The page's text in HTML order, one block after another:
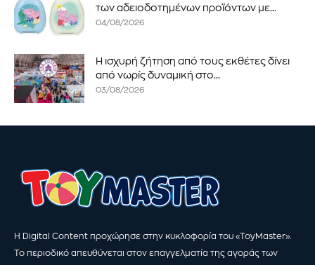
των αδειοδοτημένων προϊόντων με...
04/08/2026
Η ισχυρή ζήτηση από τους εκθέτες δίνει
από νωρίς δυναμική στο...
03/08/2026
Η Digital Content προχώρησε στην κυκλοφορία του «ToyMaster».
Το περιοδικό απευθύνεται στον επαγγελματία της αγοράς των